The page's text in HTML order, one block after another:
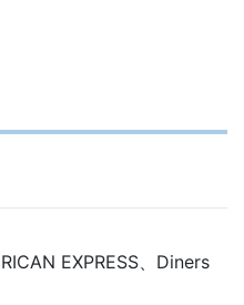
EXPRESS、Diners